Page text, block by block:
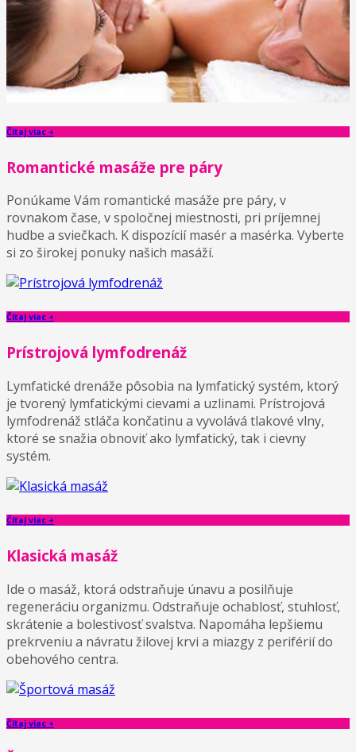
Čítaj viac +
Romantické masáže pre páry
Ponúkame Vám romantické masáže pre páry, v
rovnakom čase, v spoločnej miestnosti, pri príjemnej
hudbe a sviečkach. K dispozícií masér a masérka. Vyberte
si zo širokej ponuky našich masáží.
Čítaj viac +
Prístrojová lymfodrenáž
Lymfatické drenáže pôsobia na lymfatický systém, ktorý
je tvorený lymfatickými cievami a uzlinami. Prístrojová
lymfodrenáž stláča končatinu a vyvolává tlakové vlny,
ktoré se snažia obnoviť ako lymfatický, tak i cievny
systém.
Čítaj viac +
Klasická masáž
Ide o masáž, ktorá odstraňuje únavu a posilňuje
regeneráciu organizmu. Odstraňuje ochablosť, stuhlosť,
skrátenie a bolestivosť svalstva. Napomáha lepšiemu
prekrveniu a návratu žilovej krvi a miazgy z periférií do
obehového centra.
Čítaj viac +